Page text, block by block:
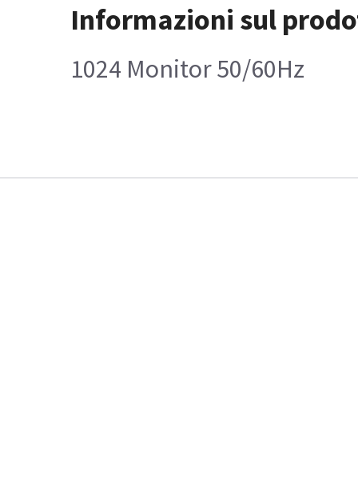
Informazioni sul
1024 Monitor 50/60Hz